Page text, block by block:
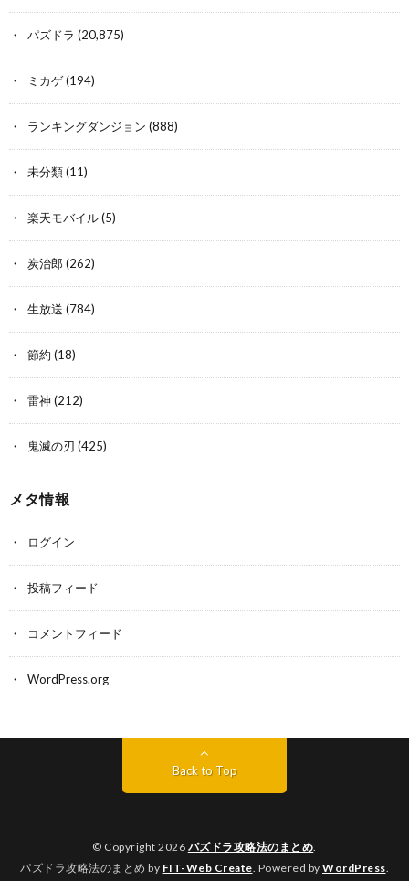
パズドラ (20,875)
ミカゲ(194)
ランキングダンジョン (888)
未分類(11)
楽天モバイル(5)
炭治郎 (262)
生放送 (784)
節約 (18)
雷神 (212)
鬼滅の刃 (425)
メタ情報
ログイン
投稿フィード
コメントフィード
WordPress.org
Back to Top
© Copyright 2026 パズドラ攻略法のまとめ
パズドラ攻略法のまとめ by FIT-Web Create . Powered by WordPress